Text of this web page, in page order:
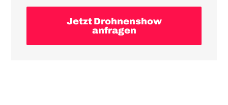
Jetzt Drohnenshow
anfragen